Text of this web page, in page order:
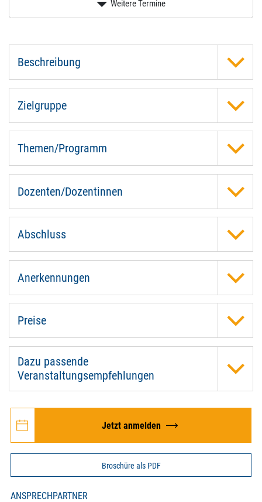
Beschreibung
Zielgruppe
Themen/Programm
Dozenten/Dozentinnen
Abschluss
Anerkennungen
Preise
Dazu passende
Veranstaltungsempfehlungen
Jetzt anmelden
Broschüre als PDF
ANSPRECHPARTNER